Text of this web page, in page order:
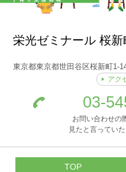
栄光ゼミナール 桜新
東京都東京都世田谷区桜新町
アク
03-
お問い合わせの
見たと言ってい
TOP